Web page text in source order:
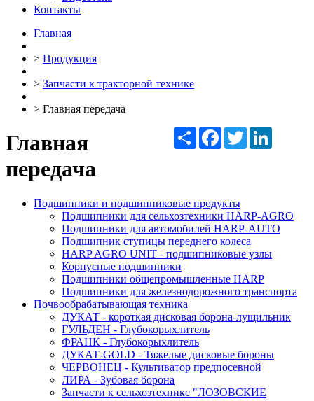
Контакты
Главная
> Продукция
> Запчасти к тракторной технике
> Главная передача
РесурсFacebookTwitter
Главная
передача
Подшипники и подшипниковые продукты
Подшипники для сельхозтехники HARP-AGRO
Подшипники для автомобилей HARP-AUTO
Подшипник ступицы переднего колеса
HARP AGRO UNIT - подшипниковые узлы
Корпусные подшипники
Подшипники общепромышленные HARP
Подшипники для железнодорожного транспорта
Почвообрабатывающая техника
ДУКАТ - короткая дисковая борона-лущильник
ГУЛЬДЕН - Глубокорыхлитель
ФРАНК - Глубокорыхлитель
ДУКАТ-GOLD - Тяжелые дисковые бороны
ЧЕРВОНЕЦ - Культиватор предпосевной
ЛИРА - Зубовая борона
Запчасти к сельхозтехнике "ЛОЗОВСКИЕ